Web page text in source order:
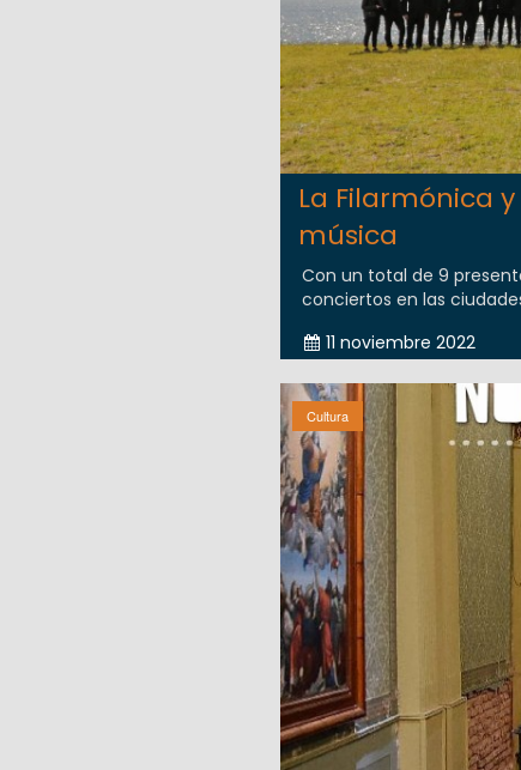
La Filarmónica
música
Con un total de 9
conciertos en las
11 noviembre 2022
Cultura